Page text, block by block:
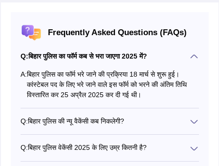
बिहार पुलिस वैकेंसी एडमिट कार्ड (Bihar Police
Vacancy Admit Card)
बिहार पुलिस कांस्टेबल 2025 एडमिट कार्ड (Bihar Police Constable 2025
आधिकारिक वेबसाइट पर जारी किया जाएगा और उम्मीदवार इसे अपने आवेदन संख्या का
उपयोग करके डाउनलोड कर सकते हैं। उम्मीदवारों को परीक्षा केंद्रों पर अपने प्रवेश
पत्र ले जाने होंगे। जो उम्मीदवार ऐसा करने में विफल रहेंगे, उन्हें बिहार पुलिस कांस्टेबल